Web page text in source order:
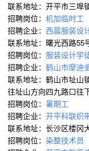
联系地址：开平市三埠
招聘岗位： 机加临时工
招聘企业： 西晨服装设
联系地址：曙光西路55
招聘岗位： 服装设计学
招聘企业： 鹤山市摩迪
联系地址：鹤山市址山
往址山方向四九路口往
招聘岗位： 暑期工
招聘企业： 开平科联织
联系地址：长沙区楼冈
招聘岗位： 染整技术员